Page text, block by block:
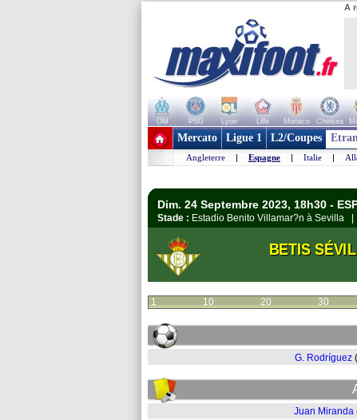
A
OM PSG Lyon Lille Monaco Chelsea
+ de clubs
Mercato Ligue 1 L2/Coupes
Angleterre | Espagne | Italie |
Dim. 24 Septembre 2023, 18h30 -
Stade : Estadio Benito Villamar?n à Sevilla |
BETIS
1 10 20 30
G. Rodríguez
Juan Miranda